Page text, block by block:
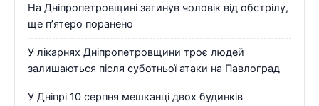
На Дніпропетровщині загинув чоловік від обстрілу,
ще п’ятеро поранено
У лікарнях Дніпропетровщини троє людей
залишаються після суботньої атаки на Павлоград
У Дніпрі 10 серпня мешканці двох будинків